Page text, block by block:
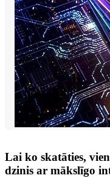
Lai ko skatāties,
dzinis ar mākslīgo